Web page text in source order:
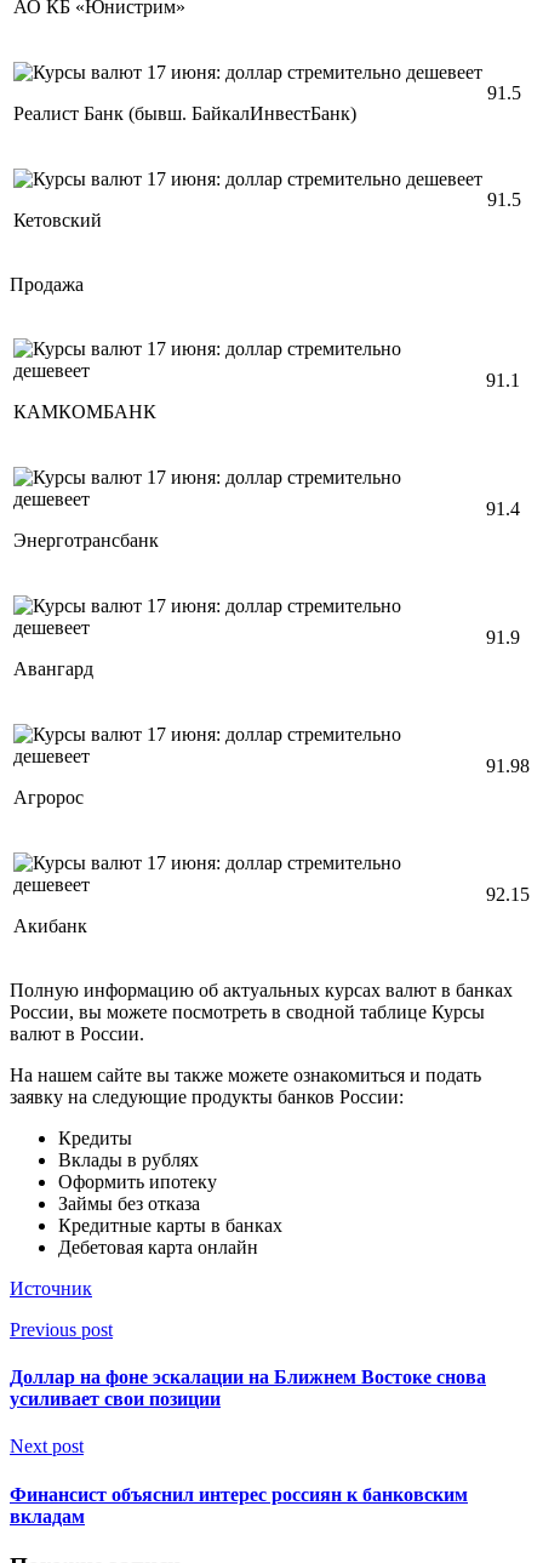
АО КБ «Юнистрим»
Реалист Банк (бывш. БайкалИнвестБанк)
91.5
Кетовский
91.5
Продажа
КАМКОМБАНК
91.1
Энерготрансбанк
91.4
Авангард
91.9
Агророс
91.98
Акибанк
92.15
Полную информацию об актуальных курсах валют в банках
России, вы можете посмотреть в сводной таблице Курсы
валют в России.
На нашем сайте вы также можете ознакомиться и подать
заявку на следующие продукты банков России:
Кредиты
Вклады в рублях
Оформить ипотеку
Займы без отказа
Кредитные карты в банках
Дебетовая карта онлайн
Источник
Previous post
Доллар на фоне эскалации на Ближнем Востоке снова
усиливает свои позиции
Next post
Финансист объяснил интерес россиян к банковским
вкладам